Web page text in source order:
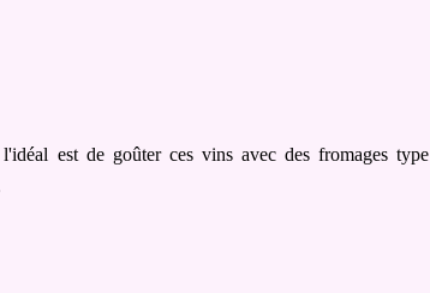
est de goûter ces vins avec des fromages type